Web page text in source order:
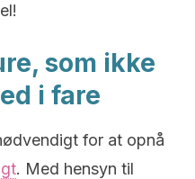
som ikke
i fare
for at opnå
. Med hensyn til